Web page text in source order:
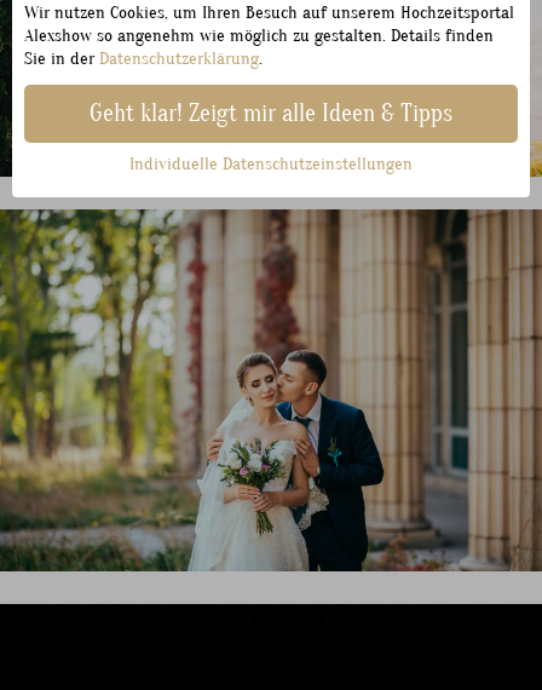
Wir nutzen Cookies, um Ihren Besuch auf unserem Hochzeitsportal
Alexshow so angenehm wie möglich zu gestalten. Details finden
Sie in derDatenschutzerklärung.
Geht klar! Zeigt mir alle Ideen & Tipps
Individuelle Datenschutzeinstellungen